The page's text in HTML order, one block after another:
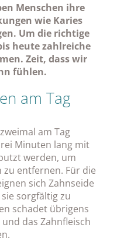
Menschen ihre
wie Karies
Um die richtige
heute zahlreiche
Zeit, dass wir
fühlen.
am Tag
am Tag
Minuten lang mit
werden, um
zu entfernen. Für die
sich Zahnseide
sorgfältig zu
schadet übrigens
das Zahnfleisch